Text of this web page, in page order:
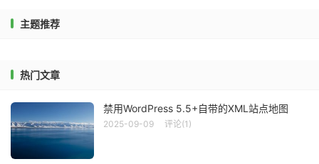
主题推荐
热门文章
禁用WordPress 5.5+自带的XML站点地图
2025-09-09 评论(1)